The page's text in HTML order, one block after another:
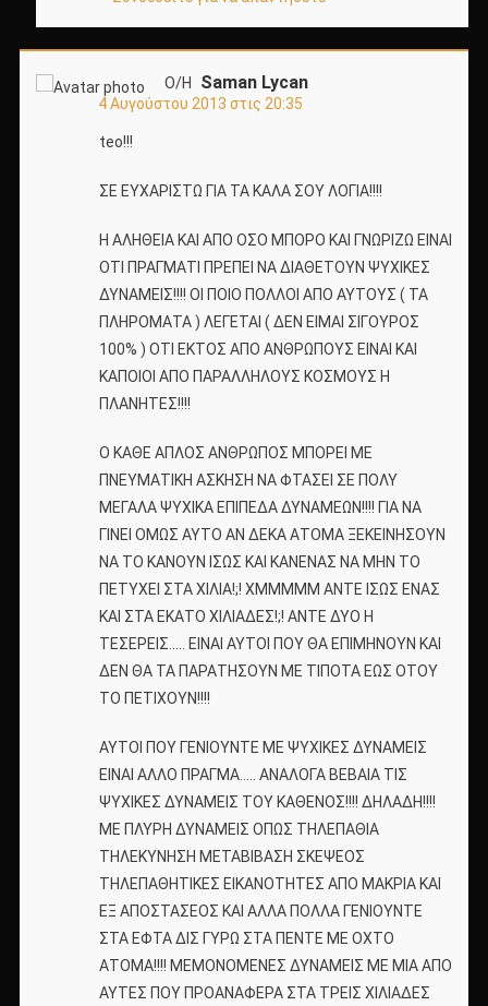
Ο/Η Saman Lycan
4 Αυγούστου 2013 στις 20:35
teo!!!
ΣΕ ΕΥΧΑΡΙΣΤΩ ΓΙΑ ΤΑ ΚΑΛΑ ΣΟΥ ΛΟΓΙΑ!!!!
Η ΑΛΗΘΕΙΑ ΚΑΙ ΑΠΟ ΟΣΟ ΜΠΟΡΟ ΚΑΙ ΓΝΩΡΙΖΩ ΕΙΝΑΙ
ΟΤΙ ΠΡΑΓΜΑΤΙ ΠΡΕΠΕΙ ΝΑ ΔΙΑΘΕΤΟΥΝ ΨΥΧΙΚΕΣ
ΔΥΝΑΜΕΙΣ!!!! ΟΙ ΠΟΙΟ ΠΟΛΛΟΙ ΑΠΟ ΑΥΤΟΥΣ ( ΤΑ
ΠΛΗΡΟΜΑΤΑ ) ΛΕΓΕΤΑΙ ( ΔΕΝ ΕΙΜΑΙ ΣΙΓΟΥΡΟΣ
100% ) ΟΤΙ ΕΚΤΟΣ ΑΠΟ ΑΝΘΡΩΠΟΥΣ ΕΙΝΑΙ ΚΑΙ
ΚΑΠΟΙΟΙ ΑΠΟ ΠΑΡΑΛΛΗΛΟΥΣ ΚΟΣΜΟΥΣ Η
ΠΛΑΝΗΤΕΣ!!!!
Ο ΚΑΘΕ ΑΠΛΟΣ ΑΝΘΡΩΠΟΣ ΜΠΟΡΕΙ ΜΕ
ΠΝΕΥΜΑΤΙΚΗ ΑΣΚΗΣΗ ΝΑ ΦΤΑΣΕΙ ΣΕ ΠΟΛΥ
ΜΕΓΑΛΑ ΨΥΧΙΚΑ ΕΠΙΠΕΔΑ ΔΥΝΑΜΕΩΝ!!!! ΓΙΑ ΝΑ
ΓΙΝΕΙ ΟΜΩΣ ΑΥΤΟ ΑΝ ΔΕΚΑ ΑΤΟΜΑ ΞΕΚΕΙΝΗΣΟΥΝ
ΝΑ ΤΟ ΚΑΝΟΥΝ ΙΣΩΣ ΚΑΙ ΚΑΝΕΝΑΣ ΝΑ ΜΗΝ ΤΟ
ΠΕΤΥΧΕΙ ΣΤΑ ΧΙΛΙΑ!;! ΧΜΜΜΜΜ ΑΝΤΕ ΙΣΩΣ ΕΝΑΣ
ΚΑΙ ΣΤΑ ΕΚΑΤΟ ΧΙΛΙΑΔΕΣ!;! ΑΝΤΕ ΔΥΟ Η
ΤΕΣΕΡΕΙΣ….. ΕΙΝΑΙ ΑΥΤΟΙ ΠΟΥ ΘΑ ΕΠΙΜΗΝΟΥΝ ΚΑΙ
ΔΕΝ ΘΑ ΤΑ ΠΑΡΑΤΗΣΟΥΝ ΜΕ ΤΙΠΟΤΑ ΕΩΣ ΟΤΟΥ
ΤΟ ΠΕΤΙΧΟΥΝ!!!!
ΑΥΤΟΙ ΠΟΥ ΓΕΝΙΟΥΝΤΕ ΜΕ ΨΥΧΙΚΕΣ ΔΥΝΑΜΕΙΣ
ΕΙΝΑΙ ΑΛΛΟ ΠΡΑΓΜΑ….. ΑΝΑΛΟΓΑ ΒΕΒΑΙΑ ΤΙΣ
ΨΥΧΙΚΕΣ ΔΥΝΑΜΕΙΣ ΤΟΥ ΚΑΘΕΝΟΣ!!!! ΔΗΛΑΔΗ!!!!
ΜΕ ΠΛΥΡΗ ΔΥΝΑΜΕΙΣ ΟΠΩΣ ΤΗΛΕΠΑΘΙΑ
ΤΗΛΕΚΥΝΗΣΗ ΜΕΤΑΒΙΒΑΣΗ ΣΚΕΨΕΟΣ
ΤΗΛΕΠΑΘΗΤΙΚΕΣ ΕΙΚΑΝΟΤΗΤΕΣ ΑΠΟ ΜΑΚΡΙΑ ΚΑΙ
ΕΞ ΑΠΟΣΤΑΣΕΟΣ ΚΑΙ ΑΛΛΑ ΠΟΛΛΑ ΓΕΝΙΟΥΝΤΕ
ΣΤΑ ΕΦΤΑ ΔΙΣ ΓΥΡΩ ΣΤΑ ΠΕΝΤΕ ΜΕ ΟΧΤΟ
ΑΤΟΜΑ!!!! ΜΕΜΟΝΟΜΕΝΕΣ ΔΥΝΑΜΕΙΣ ΜΕ ΜΙΑ ΑΠΟ
ΑΥΤΕΣ ΠΟΥ ΠΡΟΑΝΑΦΕΡΑ ΣΤΑ ΤΡΕΙΣ ΧΙΛΙΑΔΕΣ